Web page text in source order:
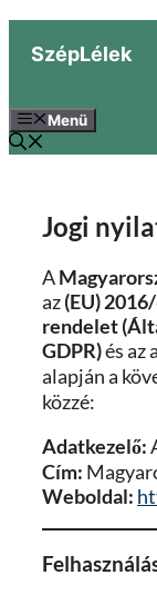
tartalomba
SzépLélek
Menü
Jogi
A
az(EU)
rendelet
GDPR)és az
alapján a
közzé:
Adatkezelő:
Cím:
Weboldal: